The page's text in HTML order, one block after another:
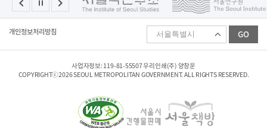
개인정보처리방침
패
리
이
트
선
GO
사업자정보: 119-81-55507 우리인쇄(주) 양창운
COPYRIGHTⓒ2026 SEOUL METROPOLITAN GOVERNMENT. ALL RIGHTS RESERVED.